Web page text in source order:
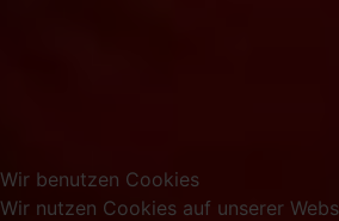
Wir benutzen Cookies
Wir nutzen Cookies auf unserer